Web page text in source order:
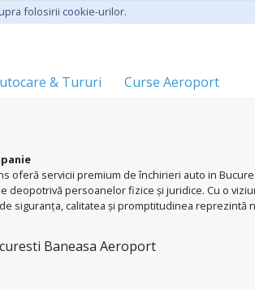
folosirii cookie-urilor.
& Tururi Curse Aeroport
oferă servicii premium de închirieri auto in
deopotrivă persoanelor fizice și juridice. Cu o
siguranța, calitatea și promptitudinea reprezintă
Baneasa Aeroport